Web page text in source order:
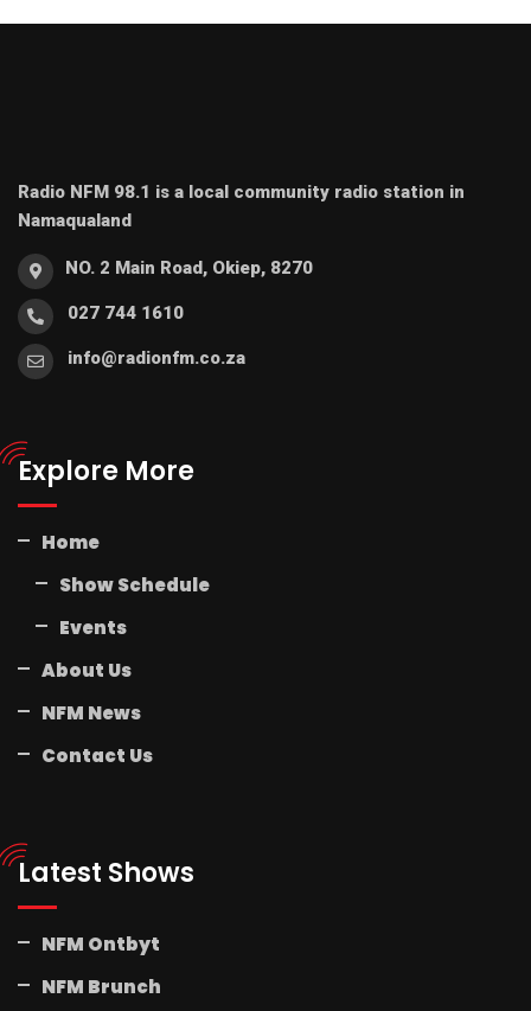
Radio NFM 98.1 is a local community radio station in
Namaqualand
NO. 2 Main Road, Okiep, 8270
027 744 1610
info@radionfm.co.za
Explore More
Home
Show Schedule
Events
About Us
NFM News
Contact Us
Latest Shows
NFM Ontbyt
NFM Brunch